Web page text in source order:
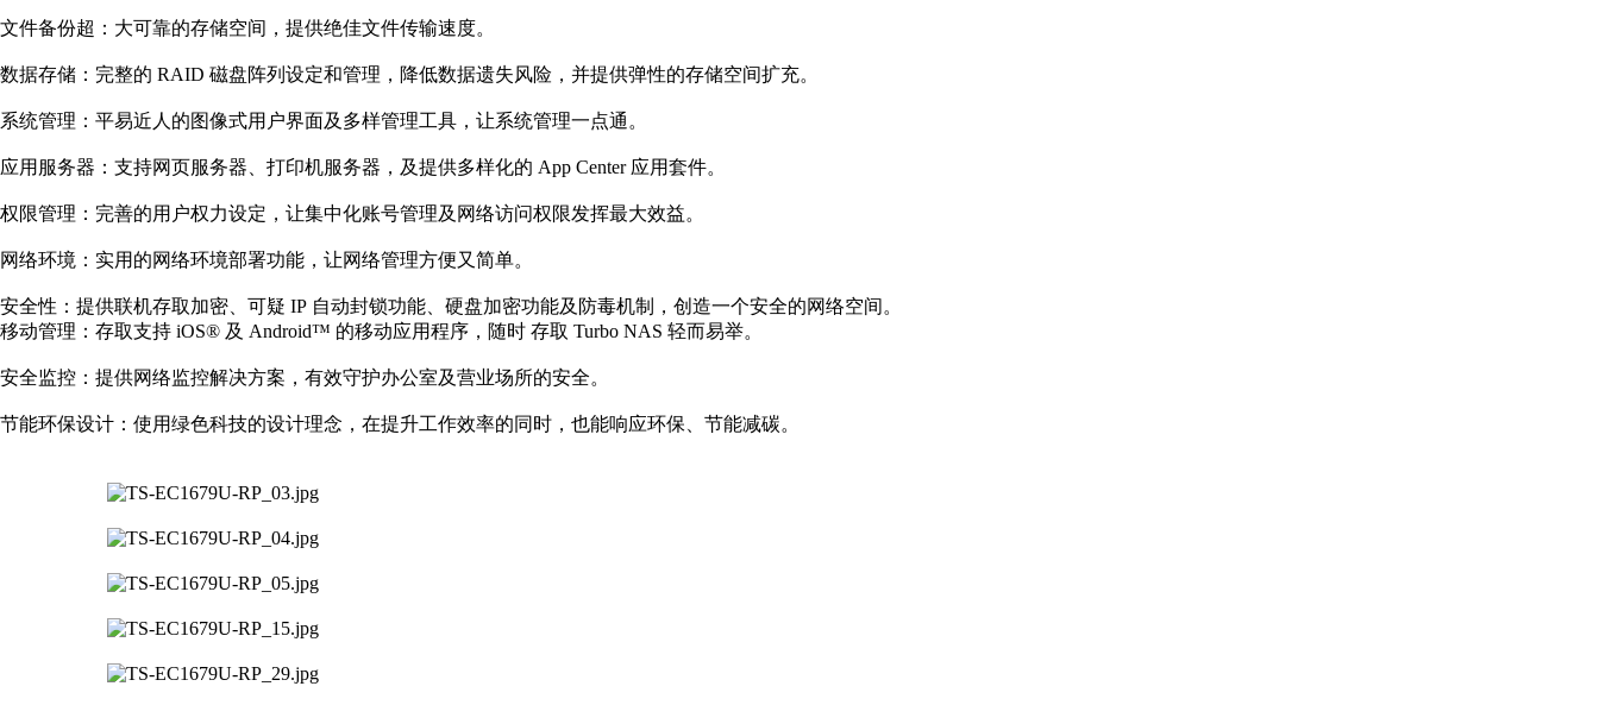
文件备份超：大可靠的存储空间，提供绝佳文件传输速度。
数据存储：完整的 RAID 磁盘阵列设定和管理，降低数据遗失风险，并提供弹性的存储空间扩充。
系统管理：平易近人的图像式用户界面及多样管理工具，让系统管理一点通。
应用服务器：支持网页服务器、打印机服务器，及提供多样化的 App Center 应用套件。
权限管理：完善的用户权力设定，让集中化账号管理及网络访问权限发挥最大效益。
网络环境：实用的网络环境部署功能，让网络管理方便又简单。
安全性：提供联机存取加密、可疑 IP 自动封锁功能、硬盘加密功能及防毒机制，创造一个安全的网络空间。
移动管理：存取支持 iOS® 及 Android™ 的移动应用程序，随时 存取 Turbo NAS 轻而易举。
安全监控：提供网络监控解决方案，有效守护办公室及营业场所的安全。
节能环保设计：使用绿色科技的设计理念，在提升工作效率的同时，也能响应环保、节能减碳。